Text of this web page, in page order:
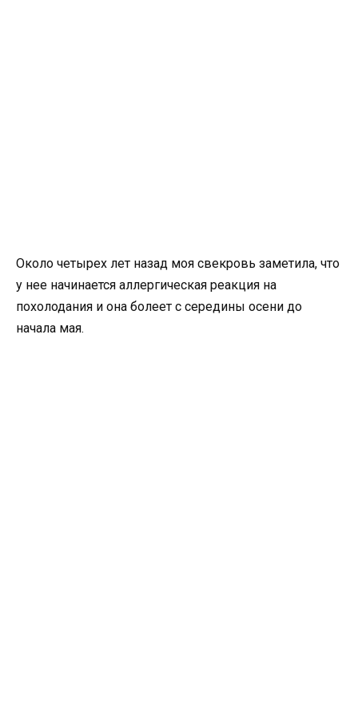
Около четырех лет назад моя свекровь заметила, что
у нее начинается аллергическая реакция на
похолодания и она болеет с середины осени до
начала мая.